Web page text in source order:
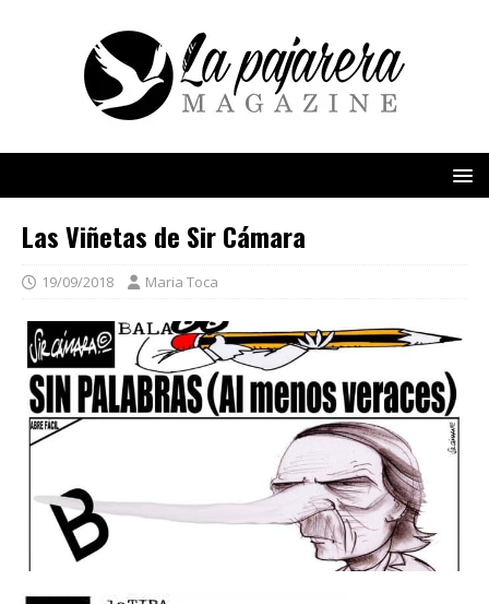
Las Viñetas de Sir Cámara
19/09/2018 Maria Toca